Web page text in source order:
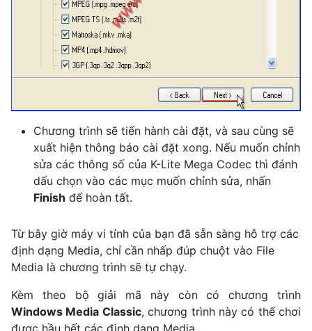
Chương trình sẽ tiến hành cài đặt, và sau cùng sẽ
xuất hiện thông báo cài đặt xong. Nếu muốn chỉnh
sửa các thông số của K-Lite Mega Codec thì đánh
dấu chọn vào các mục muốn chỉnh sửa, nhấn
Finish để hoàn tất.
Từ bây giờ máy vi tính của bạn đã sẵn sàng hỗ trợ các
định dạng Media, chỉ cần nhấp đúp chuột vào File
Media là chương trình sẽ tự chạy.
Kèm theo bộ giải mã này còn có chương trình
Windows Media Classic, chương trình này có thể chơi
được hầu hết các định dạng Media.